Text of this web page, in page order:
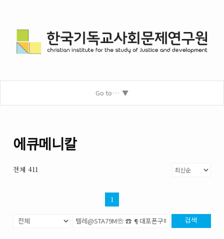
Go to…
에큐메니칼
전체 411
1
검색